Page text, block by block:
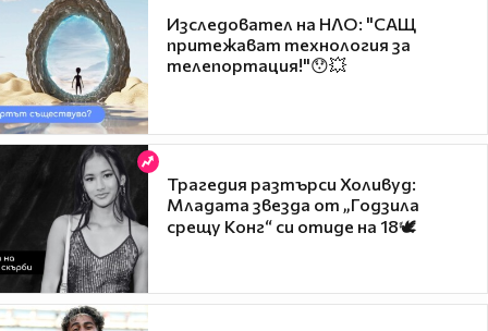
Изследовател на НЛО: "САЩ
притежават технология за
телепортация!"😯💥
Трагедия разтърси Холивуд:
Младата звезда от „Годзила
срещу Конг“ си отиде на 18🕊️